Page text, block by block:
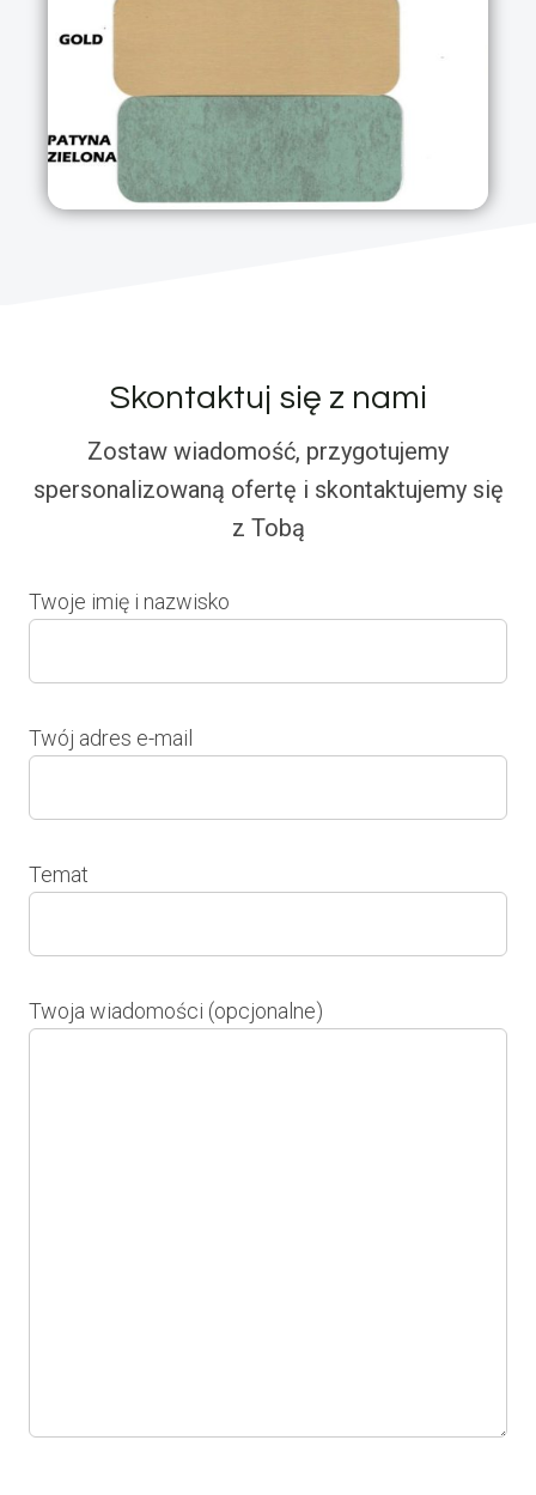
Skontaktuj się z nami
Zostaw wiadomość, przygotujemy
spersonalizowaną ofertę i skontaktujemy się
z Tobą
Twoje imię i nazwisko
Twój adres e-mail
Temat
Twoja wiadomości (opcjonalne)